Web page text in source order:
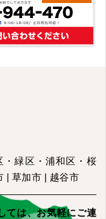
・緑区・浦和区・桜
| 草加市 | 越谷市
ては、お気軽にご連